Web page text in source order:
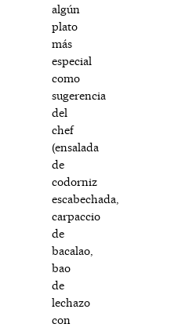
algún
plato
más
especial
como
sugerencia
del
chef
(ensalada
de
codorniz
escabechada,
carpaccio
de
bacalao,
bao
de
lechazo
con